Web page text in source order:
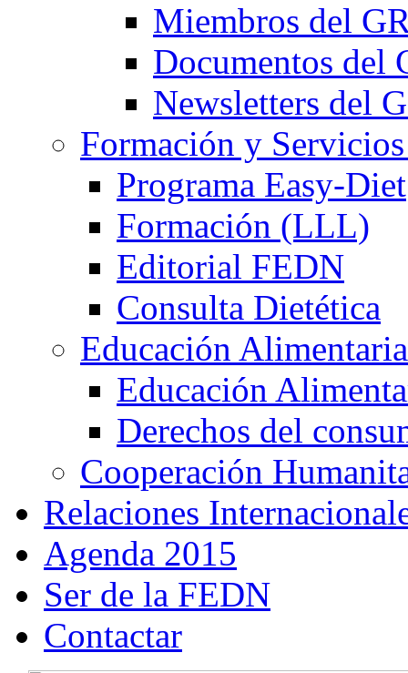
Miembros del
Documentos del
Newsletters del
Formación y
Programa Easy-Diet
Formación (LLL)
Editorial FEDN
Consulta Dietética
Educación Alimentaria
Educación
Derechos del
Cooperación
Relaciones
Agenda 2015
Ser de la FEDN
Contactar